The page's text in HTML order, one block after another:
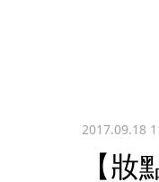
2017.09.18
【